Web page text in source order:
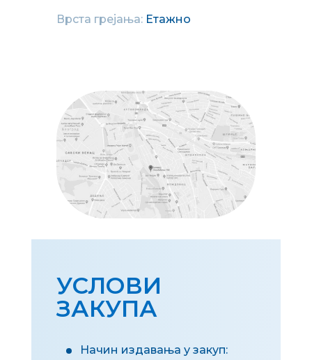
Врста грејања: Етажно
УСЛОВИ
ЗАКУПА
Начин издавања у закуп: